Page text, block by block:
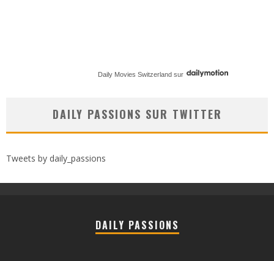
Daily Movies Switzerland sur
DAILY PASSIONS SUR TWITTER
Tweets by daily_passions
DAILY PASSIONS